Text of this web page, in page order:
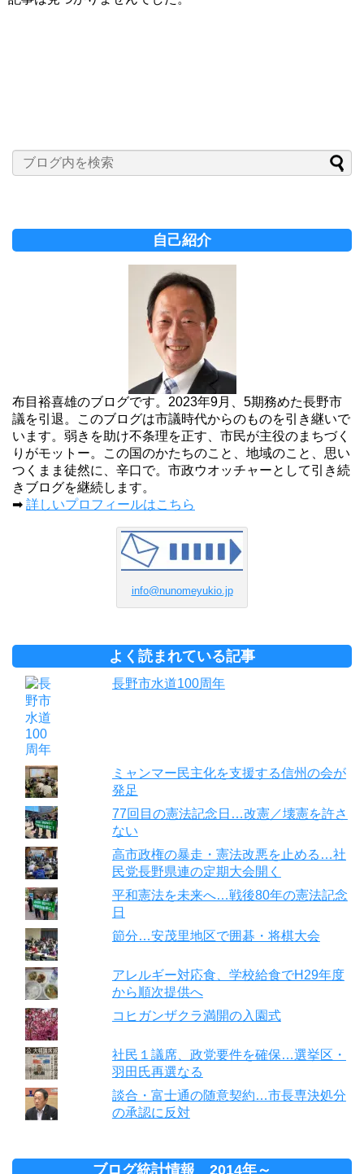
自己紹介
布目裕喜雄のブログです。2023年9月、5期務めた長野市
議を引退。このブログは市議時代からのものを引き継いで
います。弱きを助け不条理を正す、市民が主役のまちづく
りがモットー。この国のかたちのこと、地域のこと、思い
つくまま徒然に、辛口で。市政ウオッチャーとして引き続
きブログを継続します。
➡ 詳しいプロフィールはこちら
info@nunomeyukio.jp
よく読まれている記事
長野市水道100周年
ミャンマー民主化を支援する信州の会が
発足
77回目の憲法記念日…改憲／壊憲を許さ
ない
高市政権の暴走・憲法改悪を止める…社
民党長野県連の定期大会開く
平和憲法を未来へ…戦後80年の憲法記念
日
節分…安茂里地区で囲碁・将棋大会
アレルギー対応食、学校給食でH29年度
から順次提供へ
コヒガンザクラ満開の入園式
社民１議席、政党要件を確保…選挙区・
羽田氏再選なる
談合・富士通の随意契約…市長専決処分
の承認に反対
ブログ統計情報 2014年～